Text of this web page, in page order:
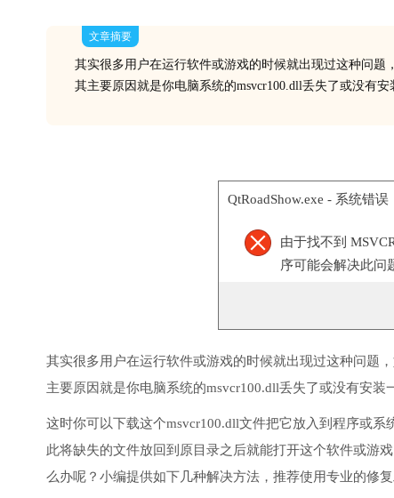
文章摘要
其实很多用户在运行软件或游戏的时候就出现过这种问题
其主要原因就是你电脑系统的msvcr100.dll丢失了或没有安
QtRoadShow.exe - 系统错误
由于找不到
序可能会解决此问
其实很多用户在运行软件或游戏的时候就出现过这种问题
主要原因就是你电脑系统的msvcr100.dll丢失了或没有安装
这时你可以下载这个msvcr100.dll文件把它放入到程序或
此将缺失的文件放回到原目录之后就能打开这个软件或游
么办呢？小编提供如下几种解决方法，推荐使用专业的修复